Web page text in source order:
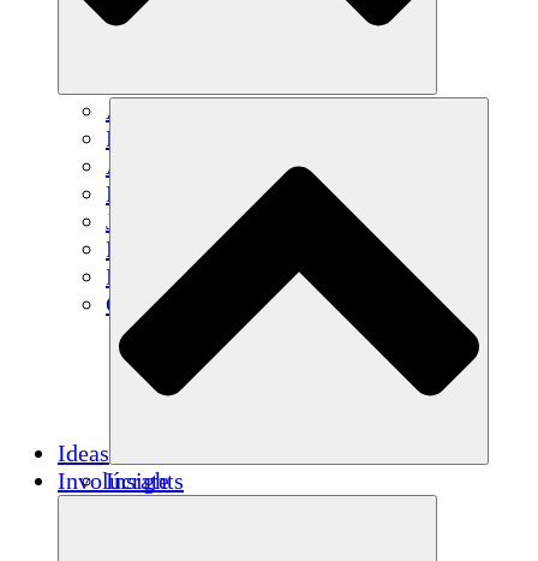
Agricultura sostenible
Recuperación de terremotos
Agua limpia
Empoderamiento de la mujer
Jóvenes y estudiantes
Preservación cultural y diálogo
Desarrollo de capacidades
Créditos de carbono
Ideas
Insights
Involúcrate